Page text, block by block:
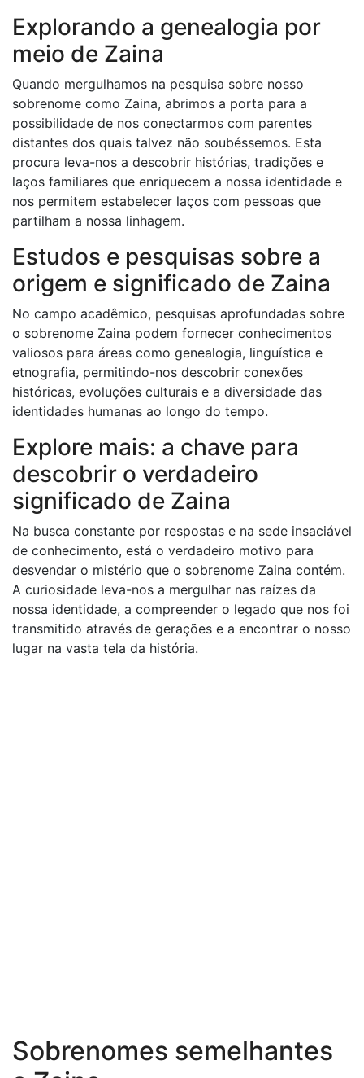
Explorando a genealogia por
meio de Zaina
Quando mergulhamos na pesquisa sobre nosso
sobrenome como Zaina, abrimos a porta para a
possibilidade de nos conectarmos com parentes
distantes dos quais talvez não soubéssemos. Esta
procura leva-nos a descobrir histórias, tradições e
laços familiares que enriquecem a nossa identidade e
nos permitem estabelecer laços com pessoas que
partilham a nossa linhagem.
Estudos e pesquisas sobre a
origem e significado de Zaina
No campo acadêmico, pesquisas aprofundadas sobre
o sobrenome Zaina podem fornecer conhecimentos
valiosos para áreas como genealogia, linguística e
etnografia, permitindo-nos descobrir conexões
históricas, evoluções culturais e a diversidade das
identidades humanas ao longo do tempo.
Explore mais: a chave para
descobrir o verdadeiro
significado de Zaina
Na busca constante por respostas e na sede insaciável
de conhecimento, está o verdadeiro motivo para
desvendar o mistério que o sobrenome Zaina contém.
A curiosidade leva-nos a mergulhar nas raízes da
nossa identidade, a compreender o legado que nos foi
transmitido através de gerações e a encontrar o nosso
lugar na vasta tela da história.
Sobrenomes semelhantes